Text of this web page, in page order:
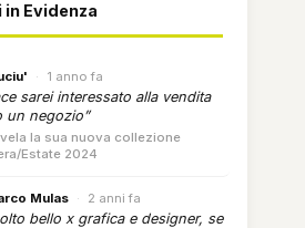
Evidenza
· 1 anno fa
sarei interessato alla vendita
un negozio”
la sua nuova collezione
Estate 2024
Mulas · 2 anni fa
bello x grafica e designer, se